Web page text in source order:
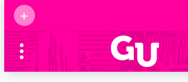
+
Supermamás
2025
Marcas de
confianza